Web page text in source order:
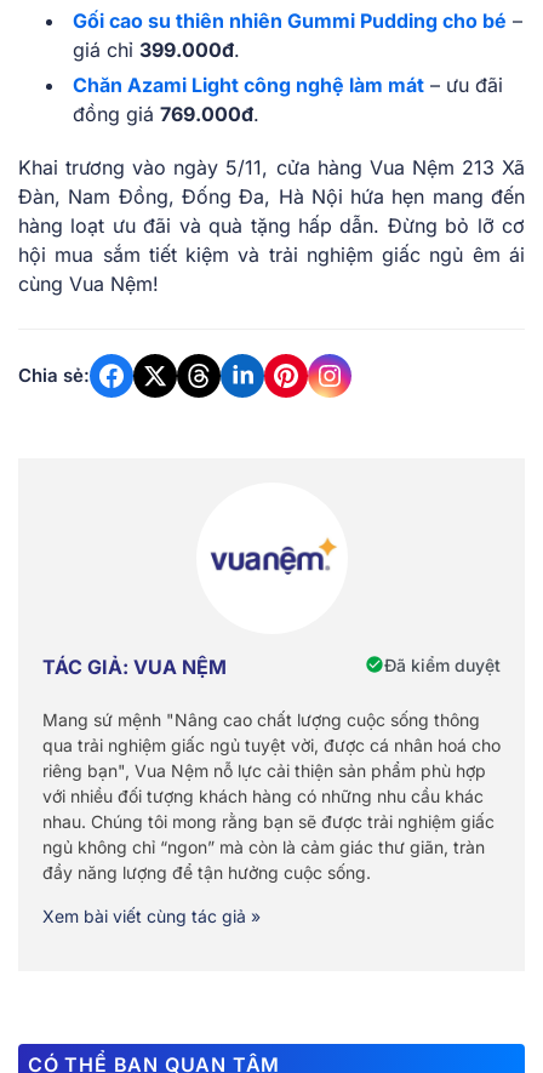
Gối cao su thiên nhiên Gummi Pudding cho bé –
giá chỉ 399.000đ.
Chăn Azami Light công nghệ làm mát – ưu đãi
đồng giá 769.000đ.
Khai trương vào ngày 5/11, cửa hàng Vua Nệm 213 Xã
Đàn, Nam Đồng, Đống Đa, Hà Nội hứa hẹn mang đến
hàng loạt ưu đãi và quà tặng hấp dẫn. Đừng bỏ lỡ cơ
hội mua sắm tiết kiệm và trải nghiệm giấc ngủ êm ái
cùng Vua Nệm!
Chia sẻ:
TÁC GIẢ: VUA NỆM Đã kiểm duyệt
Mang sứ mệnh "Nâng cao chất lượng cuộc sống thông
qua trải nghiệm giấc ngủ tuyệt vời, được cá nhân hoá cho
riêng bạn", Vua Nệm nỗ lực cải thiện sản phẩm phù hợp
với nhiều đối tượng khách hàng có những nhu cầu khác
nhau. Chúng tôi mong rằng bạn sẽ được trải nghiệm giấc
ngủ không chỉ “ngon” mà còn là cảm giác thư giãn, tràn
đầy năng lượng để tận hưởng cuộc sống.
Xem bài viết cùng tác giả »
CÓ THỂ BẠN QUAN TÂM